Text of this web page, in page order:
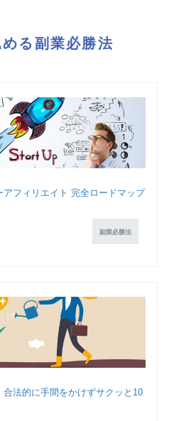
る副業必勝法
アフィリエイト 完全ロードマップ
副業必勝法
合法的に手間をかけずサクッと10